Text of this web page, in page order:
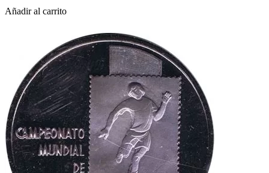
Añadir al carrito